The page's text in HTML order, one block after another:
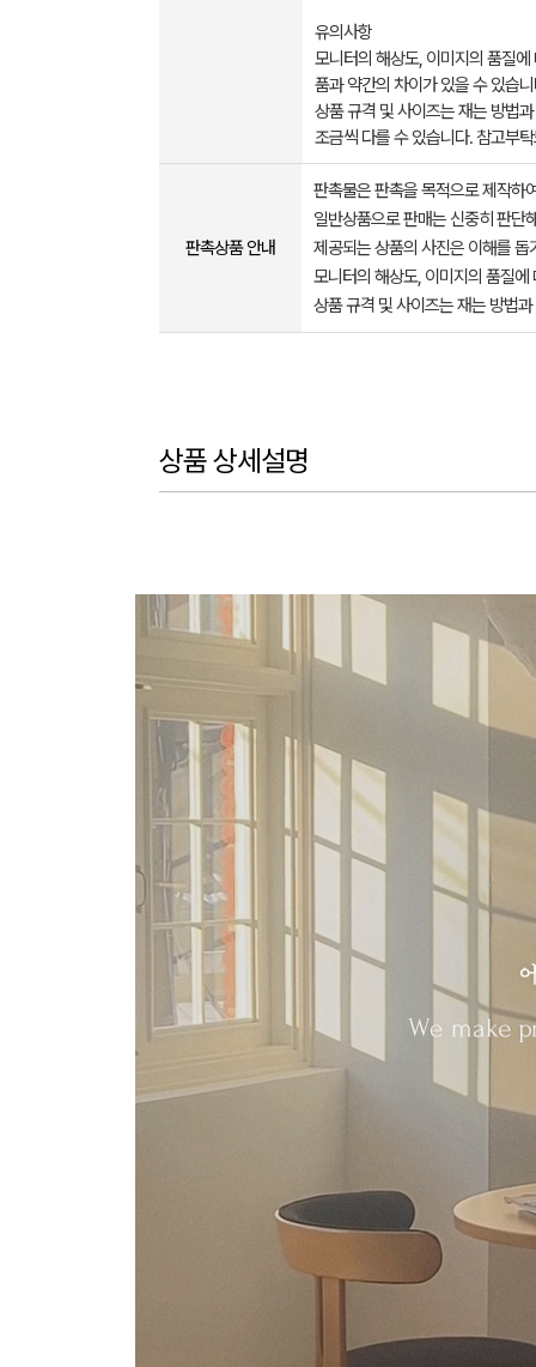
유의사항
모니터의 해상도, 이미지의 품질에
품과 약간의 차이가 있을 수 있습
상품 규격 및 사이즈는 재는 방법
조금씩 다를 수 있습니다. 참고부
판촉상품 안내
판촉물은 판촉을 목적으로 제작하
일반상품으로 판매는 신중히 판단
제공되는 상품의 사진은 이해를
모니터의 해상도, 이미지의 품질
상품 규격 및 사이즈는 재는 방법
상품 상세설명